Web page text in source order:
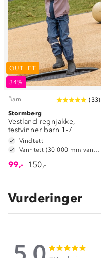
OUTLET
34%
Barn (33)
Stormberg
Vestland regnjakke,
testvinner barn 1-7
Vindtett
99,- 150,-
Vurderinger
5.0